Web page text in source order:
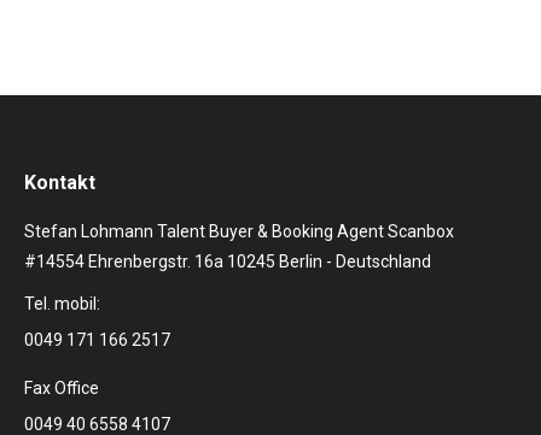
Kontakt
Stefan Lohmann Talent Buyer & Booking Agent Scanbox
#14554 Ehrenbergstr. 16a 10245 Berlin - Deutschland
Tel. mobil:
0049 171 166 2517
Fax Office
0049 40 6558 4107